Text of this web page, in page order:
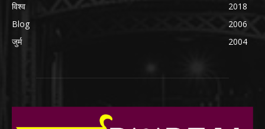
विश्व
2018
Blog
2006
जुर्म
2004